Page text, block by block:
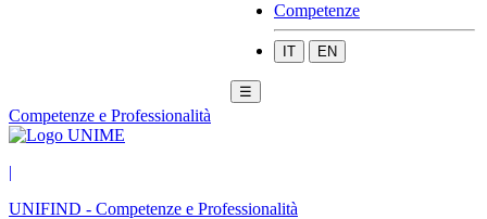
Competenze
IT EN
☰
Competenze e Professionalità
|
UNIFIND - Competenze e Professionalità